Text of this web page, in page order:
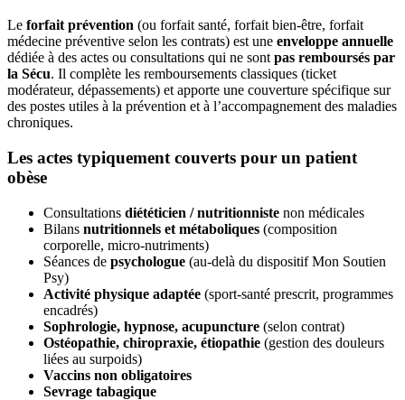
Le forfait prévention (ou forfait santé, forfait bien-être, forfait
médecine préventive selon les contrats) est une enveloppe annuelle
dédiée à des actes ou consultations qui ne sont pas remboursés par
la Sécu. Il complète les remboursements classiques (ticket
modérateur, dépassements) et apporte une couverture spécifique sur
des postes utiles à la prévention et à l’accompagnement des maladies
chroniques.
Les actes typiquement couverts pour un patient
obèse
Consultations diététicien / nutritionniste non médicales
Bilans nutritionnels et métaboliques (composition
corporelle, micro-nutriments)
Séances de psychologue (au-delà du dispositif Mon Soutien
Psy)
Activité physique adaptée (sport-santé prescrit, programmes
encadrés)
Sophrologie, hypnose, acupuncture (selon contrat)
Ostéopathie, chiropraxie, étiopathie (gestion des douleurs
liées au surpoids)
Vaccins non obligatoires
Sevrage tabagique